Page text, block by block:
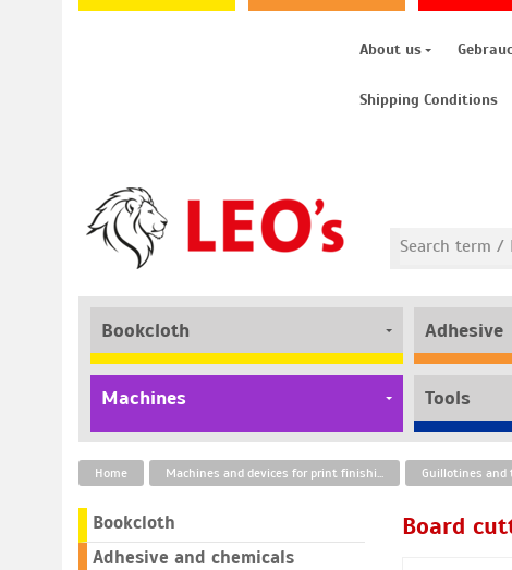
About us
Shipping Conditions
Bookcloth Adhesive
Machines Tools
Home Machines and devices for print finishing Guillotines and
Bookcloth
Adhesive and chemicals
Board